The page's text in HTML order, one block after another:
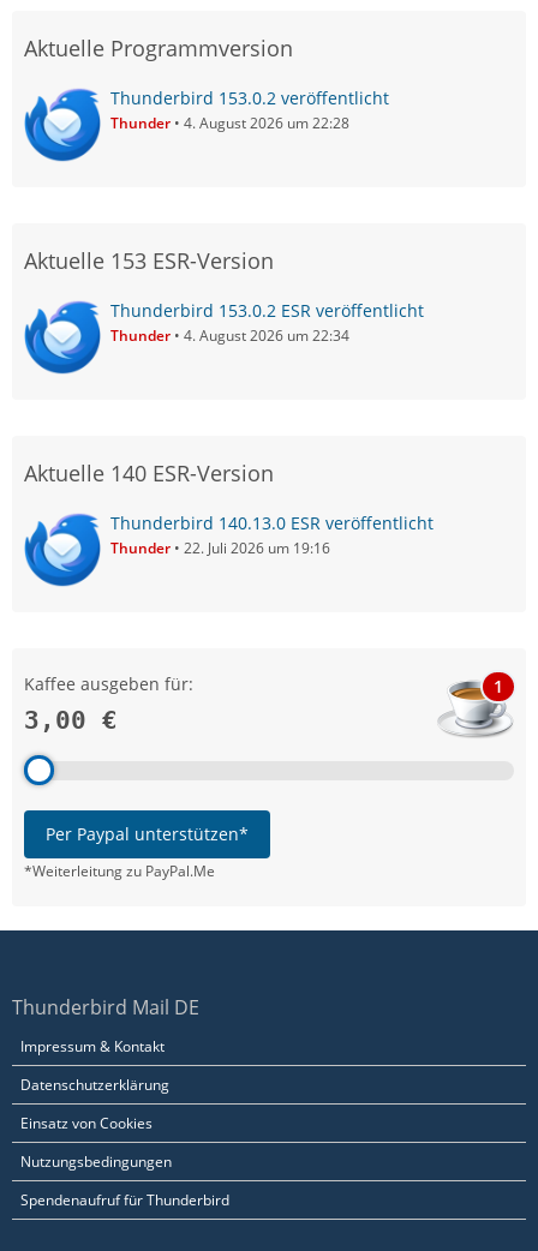
Aktuelle Programmversion
Thunderbird 153.0.2 veröffentlicht
Thunder 4. August 2026 um 22:28
Aktuelle 153 ESR-Version
Thunderbird 153.0.2 ESR veröffentlicht
Thunder 4. August 2026 um 22:34
Aktuelle 140 ESR-Version
Thunderbird 140.13.0 ESR veröffentlicht
Thunder 22. Juli 2026 um 19:16
Kaffee ausgeben für:
3,00 €
1
Per Paypal unterstützen*
*Weiterleitung zu PayPal.Me
Thunderbird Mail DE
Impressum & Kontakt
Datenschutzerklärung
Einsatz von Cookies
Nutzungsbedingungen
Spendenaufruf für Thunderbird